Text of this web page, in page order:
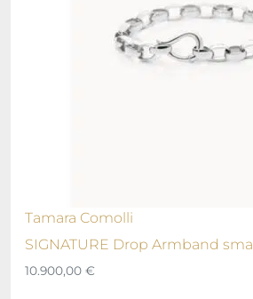
Tamara Comolli
SIGNATURE Drop Armband small
10.900,00 €